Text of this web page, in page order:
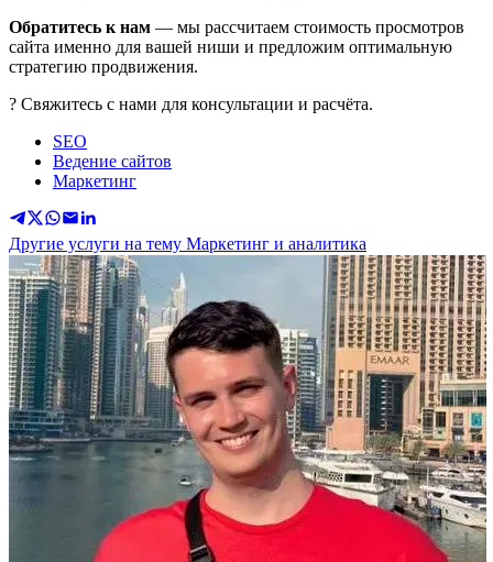
Обратитесь к нам — мы рассчитаем стоимость просмотров
сайта именно для вашей ниши и предложим оптимальную
стратегию продвижения.
? Свяжитесь с нами для консультации и расчёта.
SEO
Ведение сайтов
Маркетинг
Другие услуги на тему Маркетинг и аналитика